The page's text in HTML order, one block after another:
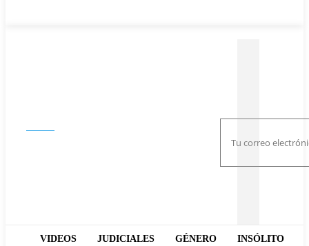
VIDEOS JUDICIALES GÉNERO INSÓLITO